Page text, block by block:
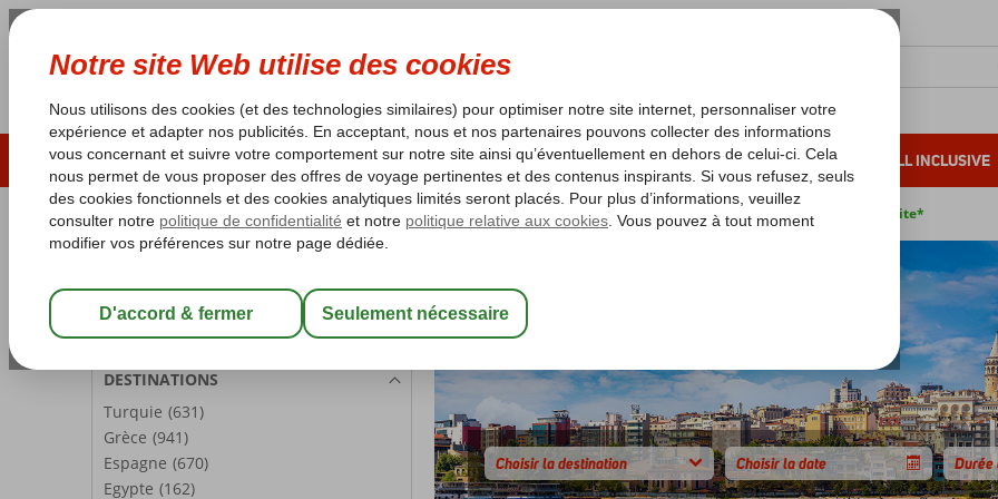
ÉTÉ 2026 LAST MINUTES SOLEIL D'HIVER VACANCES AU SOLEIL ALL INCLUSIVE
Les garanties de vacances Garantie du prix le plus bas* Pas de surcharge carburant Annulation gratuite*
Chambre 1: 2 Personnes
Modifier les participants
DESTINATIONS
Turquie (631)
Grèce (941)
Espagne (670)
Egypte (162)